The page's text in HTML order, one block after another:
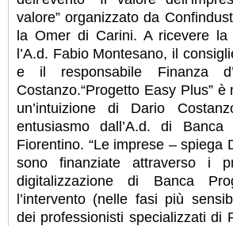
valore” organizzato da
la Omer di Carini. A ricevere la
l’A.d. Fabio Montesano, il
e il responsabile Finanza
Costanzo.“Progetto Easy Plus”
un’intuizione di Dario
entusiasmo dall’A.d. di Banca
Fiorentino. “Le imprese – spiega
sono finanziate attraverso i
digitalizzazione di Banca
l’intervento (nelle fasi più
dei professionisti specializzati di